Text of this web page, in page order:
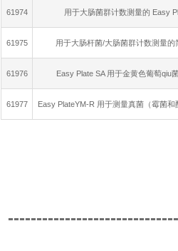
61974 用于大肠菌群计数测量的 Easy
61975 用于大肠杆菌/大肠菌群计数测量的
61976 Easy Plate SA 用于金黄色葡萄qiu
61977 Easy PlateYM-R 用于测量真菌（霉菌和